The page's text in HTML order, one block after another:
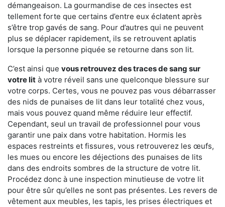
démangeaison. La gourmandise de ces insectes est
tellement forte que certains d’entre eux éclatent après
s’être trop gavés de sang. Pour d’autres qui ne peuvent
plus se déplacer rapidement, ils se retrouvent aplatis
lorsque la personne piquée se retourne dans son lit.
C’est ainsi que vous retrouvez des traces de sang sur
votre lit à votre réveil sans une quelconque blessure sur
votre corps. Certes, vous ne pouvez pas vous débarrasser
des nids de punaises de lit dans leur totalité chez vous,
mais vous pouvez quand même réduire leur effectif.
Cependant, seul un travail de professionnel pour vous
garantir une paix dans votre habitation. Hormis les
espaces restreints et fissures, vous retrouverez les œufs,
les mues ou encore les déjections des punaises de lits
dans des endroits sombres de la structure de votre lit.
Procédez donc à une inspection minutieuse de votre lit
pour être sûr qu’elles ne sont pas présentes. Les revers de
vêtement aux meubles, les tapis, les prises électriques et